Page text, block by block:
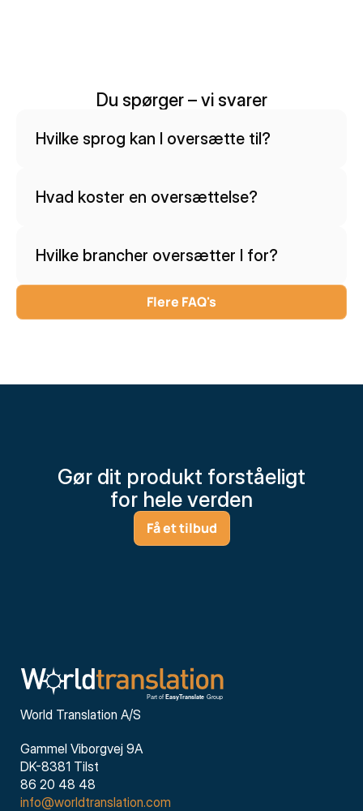
Du spørger – vi svarer
Hvilke sprog kan I oversætte til?
Hvad koster en oversættelse?
Hvilke brancher oversætter I for?
Flere FAQ's
Gør dit produkt forståeligt
for hele verden
Få et tilbud
World Translation A/S
Gammel Viborgvej 9A
DK-8381 Tilst
86 20 48 48
info@worldtranslation.com